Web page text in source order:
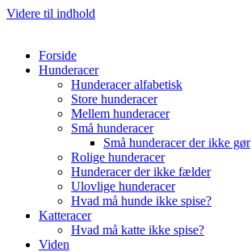
Videre til indhold
Forside
Hunderacer
Hunderacer alfabetisk
Store hunderacer
Mellem hunderacer
Små hunderacer
Små hunderacer der ikke gør
Rolige hunderacer
Hunderacer der ikke fælder
Ulovlige hunderacer
Hvad må hunde ikke spise?
Katteracer
Hvad må katte ikke spise?
Viden